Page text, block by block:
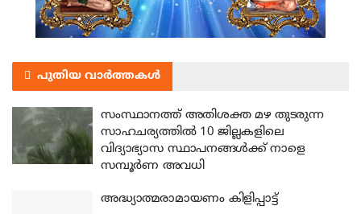
പുതിയ വാർത്തകൾ
സംസ്ഥാനത്ത് അതിശക്ത മഴ തുടരുന്ന
സാഹചര്യത്തിൽ 10 ജില്ലകളിലെ
വിദ്യാഭ്യാസ സ്ഥാപനങ്ങൾക്ക് നാളെ
സമ്പൂർണ അവധി
അദ്ധ്യാത്മരാമായണം കിളിപ്പാട്ട്